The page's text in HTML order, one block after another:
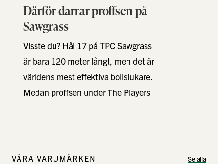
Därför darrar proffsen på
Sawgrass
Visste du? Hål 17 på TPC Sawgrass
är bara 120 meter långt, men det är
världens mest effektiva bollslukare.
Medan proffsen under The Players
VÅRA VARUMÄRKEN Se alla